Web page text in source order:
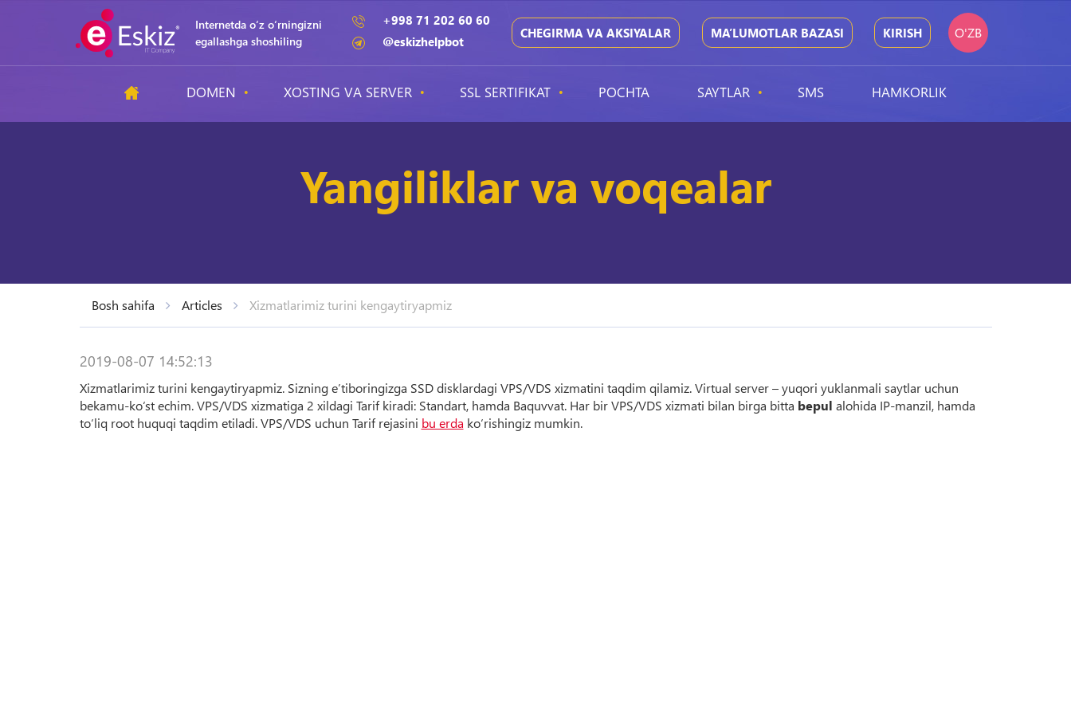
Internetda o‘z o‘rningizni
egallashga shoshiling
+998 71 202 60 60
@eskizhelpbot
CHEGIRMA VA AKSIYALAR MA’LUMOTLAR BAZASI KIRISH O'ZB
DOMEN XOSTING VA SERVER SSL SERTIFIKAT POCHTA SAYTLAR SMS HAMKORLIK
Yangiliklar va voqealar
Bosh sahifa Articles Xizmatlarimiz turini kengaytiryapmiz
2019-08-07 14:52:13
Xizmatlarimiz turini kengaytiryapmiz. Sizning e’tiboringizga SSD disklardagi VPS/VDS xizmatini taqdim qilamiz. Virtual server – yuqori yuklanmali saytlar uchun
bekamu-ko‘st echim. VPS/VDS xizmatiga 2 xildagi Tarif kiradi: Standart, hamda Baquvvat. Har bir VPS/VDS xizmati bilan birga bitta bepul alohida IP-manzil, hamda
to‘liq root huquqi taqdim etiladi. VPS/VDS uchun Tarif rejasini bu erda ko‘rishingiz mumkin.